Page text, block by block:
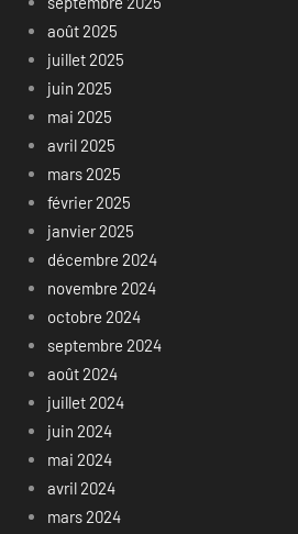
août 2025
juillet 2025
juin 2025
mai 2025
avril 2025
mars 2025
février 2025
janvier 2025
décembre 2024
novembre 2024
octobre 2024
septembre 2024
août 2024
juillet 2024
juin 2024
mai 2024
avril 2024
mars 2024